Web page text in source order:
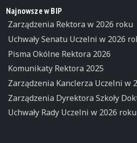
Najnowsze w BIP
Zarządzenia Rektora w 2026 roku
Uchwały Senatu Uczelni w 2026
Pisma Okólne Rektora 2026
Komunikaty Rektora 2025
Zarządzenia Kanclerza Uczelni w
Zarządzenia Dyrektora Szkoły
Uchwały Rady Uczelni w 2026 roku